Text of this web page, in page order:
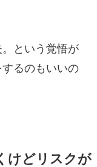
という覚悟が
るのもいいの
けどリスクが